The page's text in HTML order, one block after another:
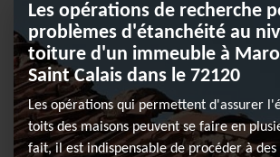
Les opérations de recherche
problèmes d'étanchéité au
toiture d'un immeuble à
Saint Calais dans le 72120
Les opérations qui permettent d'assurer
toits des maisons peuvent se faire en
fait, il est indispensable de procéder à